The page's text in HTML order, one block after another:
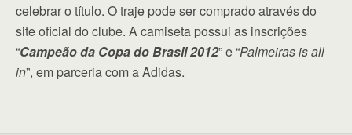
celebrar o título. O traje pode ser comprado através do
site oficial do clube. A camiseta possui as inscrições
“Campeão da Copa do Brasil 2012” e “Palmeiras is all
in”, em parceria com a Adidas.